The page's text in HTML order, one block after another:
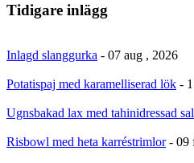
Tidigare inlägg
Inlagd slanggurka - 07 aug , 2026
Potatispaj med karamelliserad lök -
Ugnsbakad lax med tahinidressad
Risbowl med heta karréstrimlor - 09